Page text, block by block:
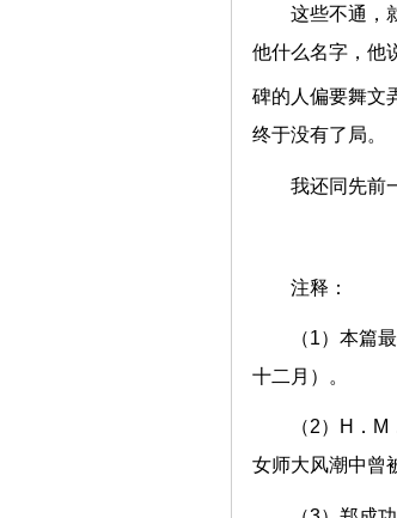
这些不通，
他什么名字，他
碑的人偏要舞文
终于没有了局。
我还同先前
注释：
（1）本篇
十二月）。
（2）H．
女师大风潮中曾